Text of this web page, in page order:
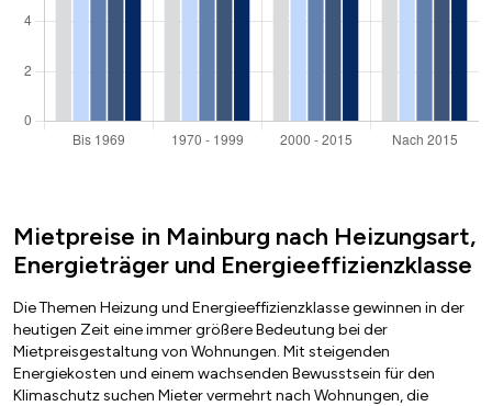
Mietpreise in Mainburg nach Heizungsart,
Energieträger und Energieeffizienzklasse
Die Themen Heizung und Energieeffizienzklasse gewinnen in der
heutigen Zeit eine immer größere Bedeutung bei der
Mietpreisgestaltung von Wohnungen. Mit steigenden
Energiekosten und einem wachsenden Bewusstsein für den
Klimaschutz suchen Mieter vermehrt nach Wohnungen, die